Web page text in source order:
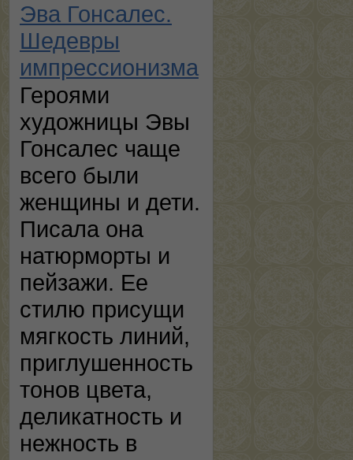
Эва Гонсалес.
Шедевры
импрессионизма
Героями
художницы Эвы
Гонсалес чаще
всего были
женщины и дети.
Писала она
натюрморты и
пейзажи. Ее
стилю присущи
мягкость линий,
приглушенность
тонов цвета,
деликатность и
нежность в